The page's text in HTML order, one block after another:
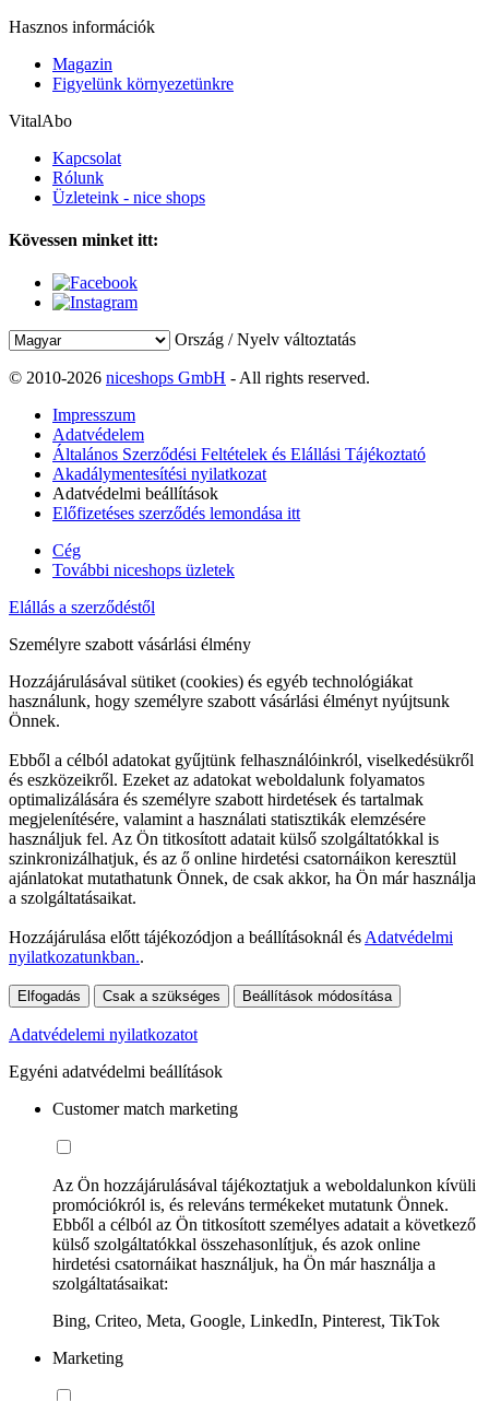
Hasznos információk
Magazin
Figyelünk környezetünkre
VitalAbo
Kapcsolat
Rólunk
Üzleteink - nice shops
Kövessen minket itt:
Ország / Nyelv változtatás
© 2010-2026 niceshops GmbH - All rights reserved.
Impresszum
Adatvédelem
Általános Szerződési Feltételek és Elállási Tájékoztató
Akadálymentesítési nyilatkozat
Adatvédelmi beállítások
Előfizetéses szerződés lemondása itt
Cég
További niceshops üzletek
Elállás a szerződéstől
Személyre szabott vásárlási élmény
Hozzájárulásával sütiket (cookies) és egyéb technológiákat
használunk, hogy személyre szabott vásárlási élményt nyújtsunk
Önnek.
Ebből a célból adatokat gyűjtünk felhasználóinkról, viselkedésükről
és eszközeikről. Ezeket az adatokat weboldalunk folyamatos
optimalizálására és személyre szabott hirdetések és tartalmak
megjelenítésére, valamint a használati statisztikák elemzésére
használjuk fel. Az Ön titkosított adatait külső szolgáltatókkal is
szinkronizálhatjuk, és az ő online hirdetési csatornáikon keresztül
ajánlatokat mutathatunk Önnek, de csak akkor, ha Ön már használja
a szolgáltatásaikat.
Hozzájárulása előtt tájékozódjon a beállításoknál és Adatvédelmi
nyilatkozatunkban..
Elfogadás Csak a szükséges Beállítások módosítása
Adatvédelemi nyilatkozatot
Egyéni adatvédelmi beállítások
Customer match marketing
Az Ön hozzájárulásával tájékoztatjuk a weboldalunkon kívüli
promóciókról is, és releváns termékeket mutatunk Önnek.
Ebből a célból az Ön titkosított személyes adatait a következő
külső szolgáltatókkal összehasonlítjuk, és azok online
hirdetési csatornáikat használjuk, ha Ön már használja a
szolgáltatásaikat:
Bing, Criteo, Meta, Google, LinkedIn, Pinterest, TikTok
Marketing